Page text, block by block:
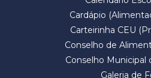
Cardápio
Carteirinha CEU
Conselho de
Conselho Municipal
Galeria de